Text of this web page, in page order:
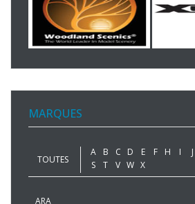
MARQUES
TOUTES
A B C D E F H I J
S
T V W X
ARA